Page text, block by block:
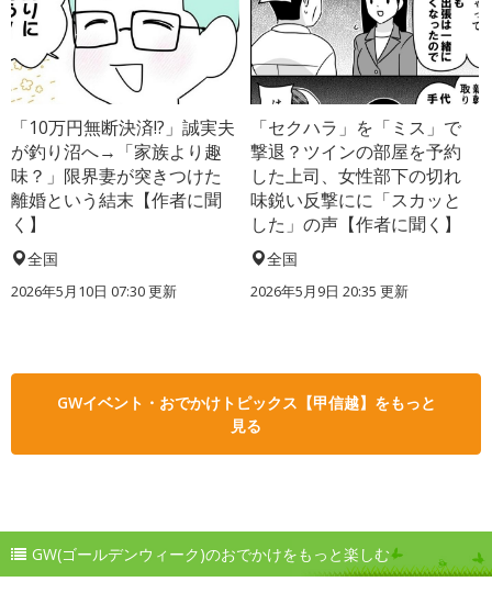
「10万円無断決済!?」誠実夫
が釣り沼へ→「家族より趣
味？」限界妻が突きつけた
離婚という結末【作者に聞
く】
全国
2026年5月10日 07:30 更新
「セクハラ」を「ミス」で
撃退？ツインの部屋を予約
した上司、女性部下の切れ
味鋭い反撃にに「スカッと
した」の声【作者に聞く】
全国
2026年5月9日 20:35 更新
GWイベント・おでかけトピックス【甲信越】をもっと
見る
GW(ゴールデンウィーク)のおでかけをもっと楽しむ